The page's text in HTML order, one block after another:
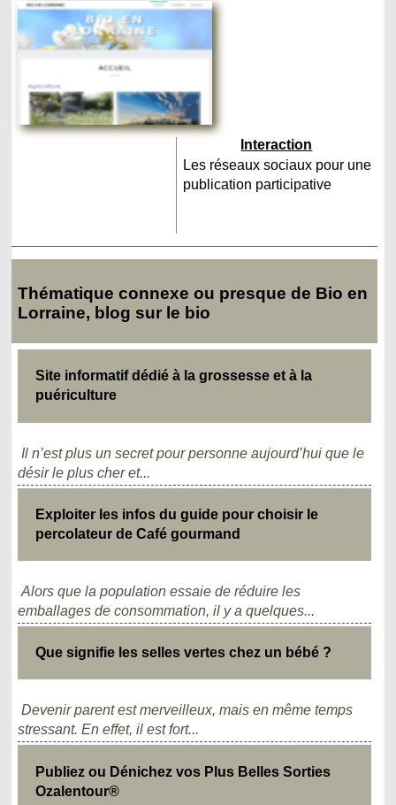
Interaction
Les réseaux sociaux pour une
publication participative
Thématique connexe ou presque de Bio en
Lorraine, blog sur le bio
Site informatif dédié à la grossesse et à la
puériculture
Il n’est plus un secret pour personne aujourd’hui que le
désir le plus cher et...
Exploiter les infos du guide pour choisir le
percolateur de Café gourmand
Alors que la population essaie de réduire les
emballages de consommation, il y a quelques...
Que signifie les selles vertes chez un bébé ?
Devenir parent est merveilleux, mais en même temps
stressant. En effet, il est fort...
Publiez ou Dénichez vos Plus Belles Sorties
Ozalentour®